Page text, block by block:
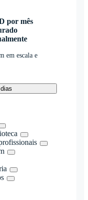
por mês
em escala e